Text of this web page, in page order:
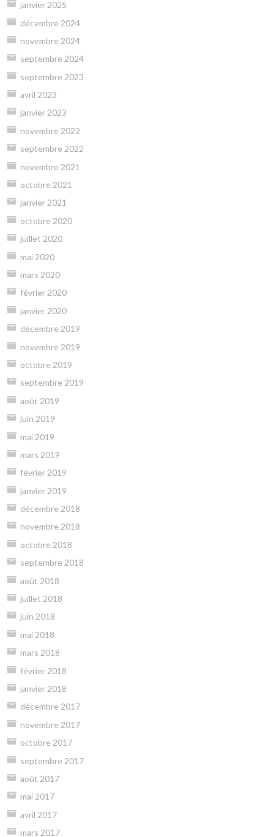
janvier 2025
décembre 2024
novembre 2024
septembre 2024
septembre 2023
avril 2023
janvier 2023
novembre 2022
septembre 2022
novembre 2021
octobre 2021
janvier 2021
octobre 2020
juillet 2020
mai 2020
mars 2020
février 2020
janvier 2020
décembre 2019
novembre 2019
octobre 2019
septembre 2019
août 2019
juin 2019
mai 2019
mars 2019
février 2019
janvier 2019
décembre 2018
novembre 2018
octobre 2018
septembre 2018
août 2018
juillet 2018
juin 2018
mai 2018
mars 2018
février 2018
janvier 2018
décembre 2017
novembre 2017
octobre 2017
septembre 2017
août 2017
mai 2017
avril 2017
mars 2017